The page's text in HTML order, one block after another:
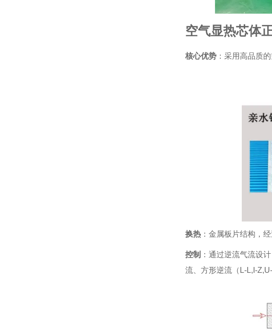
空气显热芯体
核心优势 ：采用高品质
换热 ：金属板片结构，
控制 ：通过逆流气流设
流、方形逆流（L-L,I-